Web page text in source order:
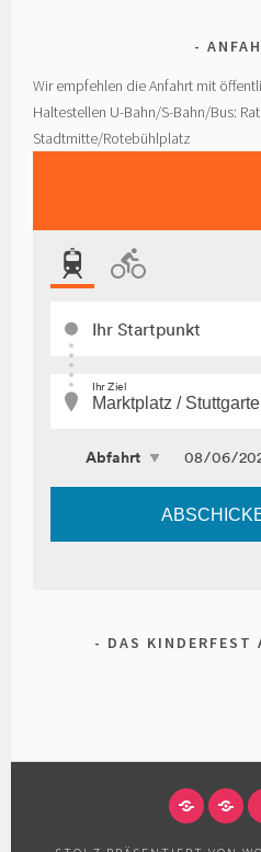
Wir empfehlen die Anfahrt mit
Haltestellen U-Bahn/S-Bahn/Bus:
Stadtmitte/Rotebühlplatz
DAS KINDERFEST